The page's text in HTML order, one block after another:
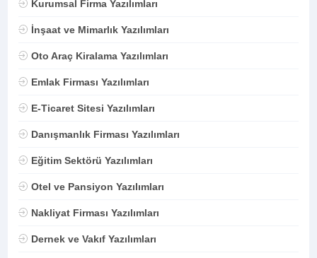
Kurumsal Firma Yazılımları
İnşaat ve Mimarlık Yazılımları
Oto Araç Kiralama Yazılımları
Emlak Firması Yazılımları
E-Ticaret Sitesi Yazılımları
Danışmanlık Firması Yazılımları
Eğitim Sektörü Yazılımları
Otel ve Pansiyon Yazılımları
Nakliyat Firması Yazılımları
Dernek ve Vakıf Yazılımları